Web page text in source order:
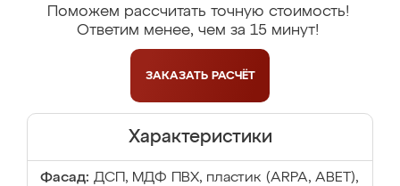
Поможем рассчитать точную стоимость!
Ответим менее, чем за 15 минут!
ЗАКАЗАТЬ РАСЧЁТ
Характеристики
Фасад: ДСП, МДФ ПВХ, пластик (ARPA, ABET),